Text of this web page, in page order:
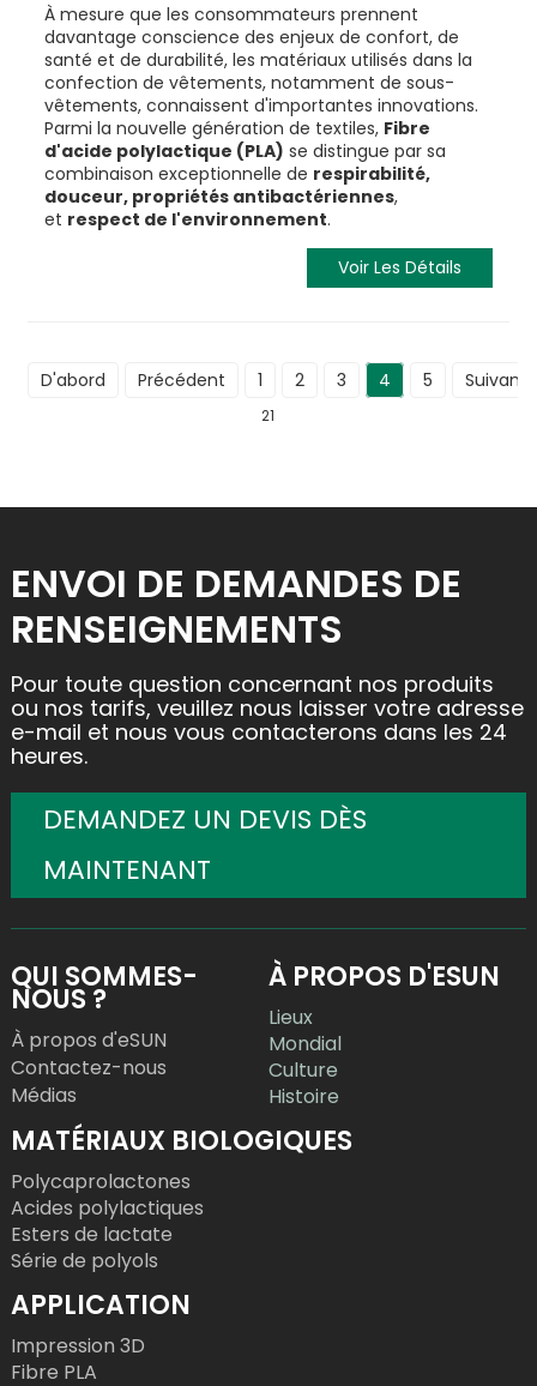
À mesure que les consommateurs prennent
davantage conscience des enjeux de confort, de
santé et de durabilité, les matériaux utilisés dans la
confection de vêtements, notamment de sous-
vêtements, connaissent d'importantes innovations.
Parmi la nouvelle génération de textiles, Fibre
d'acide polylactique (PLA) se distingue par sa
combinaison exceptionnelle de respirabilité,
douceur, propriétés antibactériennes,
et respect de l'environnement.
Voir Les Détails
D'abord Précédent 1 2 3 4 5 Suivant
21
ENVOI DE DEMANDES DE
RENSEIGNEMENTS
Pour toute question concernant nos produits
ou nos tarifs, veuillez nous laisser votre adresse
e-mail et nous vous contacterons dans les 24
heures.
DEMANDEZ UN DEVIS DÈS
MAINTENANT
QUI SOMMES-
NOUS ?
À propos d'eSUN
Contactez-nous
Médias
À PROPOS D'ESUN
Lieux
Mondial
Culture
Histoire
MATÉRIAUX BIOLOGIQUES
Polycaprolactones
Acides polylactiques
Esters de lactate
Série de polyols
APPLICATION
Impression 3D
Fibre PLA